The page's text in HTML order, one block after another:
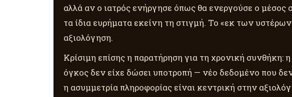
αλλά αν ο ιατρός ενήργησε όπως θα ενεργούσε ο μέσος
τα ίδια ευρήματα εκείνη τη στιγμή. Το «εκ των
αξιολόγηση.
Κρίσιμη επίσης η παρατήρηση για τη χρονική
όγκος δεν είχε δώσει υποτροπή — νέο δεδομένο που
η ασυμμετρία πληροφορίας είναι κεντρική στην